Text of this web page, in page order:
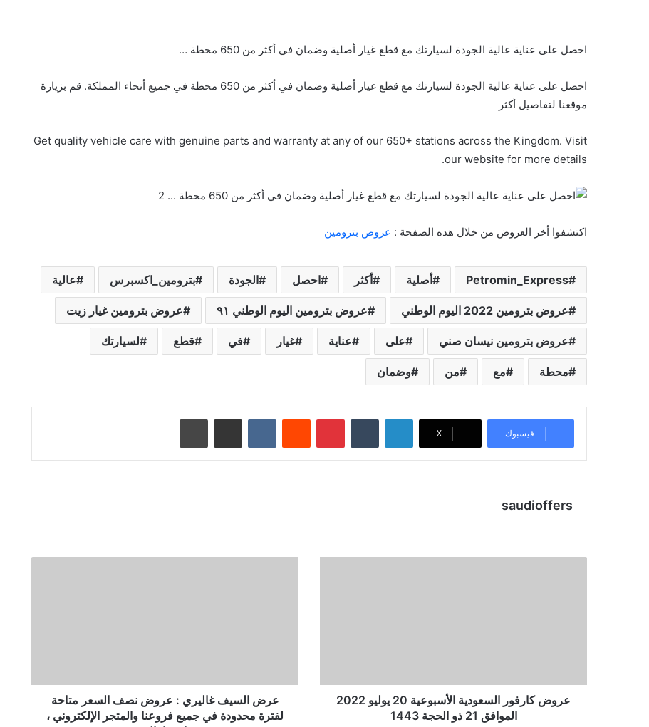
احصل على عناية عالية الجودة لسيارتك مع قطع غيار أصلية وضمان في أكثر من 650 محطة …
احصل على عناية عالية الجودة لسيارتك مع قطع غيار أصلية وضمان في أكثر من 650 محطة في جميع أنحاء المملكة. قم بزيارة
موقعنا لتفاصيل أكثر
Get quality vehicle care with genuine parts and warranty at any of our 650+ stations across the Kingdom. Visit
our website for more details.
اكتشفوا أخر العروض من خلال هده الصفحة : عروض بترومين
Petromin_Express أصلية أكثر احصل الجودة بترومين_اكسبرس عالية
عروض بترومين 2022 اليوم الوطني عروض بترومين اليوم الوطني ٩١ عروض بترومين غيار زيت
عروض بترومين نيسان صني على عناية غيار في قطع لسيارتك
محطة مع من وضمان
فيسبوك X
لينكدإن بينتيريست
saudioffers
عروض كارفور السعودية الأسبوعية 20 يوليو 2022
الموافق 21 ذو الحجة 1443
عرض السيف غاليري : عروض نصف السعر متاحة
لفترة محدودة في جميع فروعنا والمتجر الإلكتروني ،